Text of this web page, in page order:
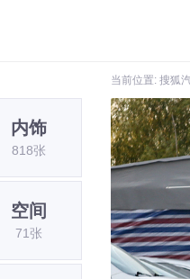
当前位置: 搜狐
内饰
818张
空间
71张